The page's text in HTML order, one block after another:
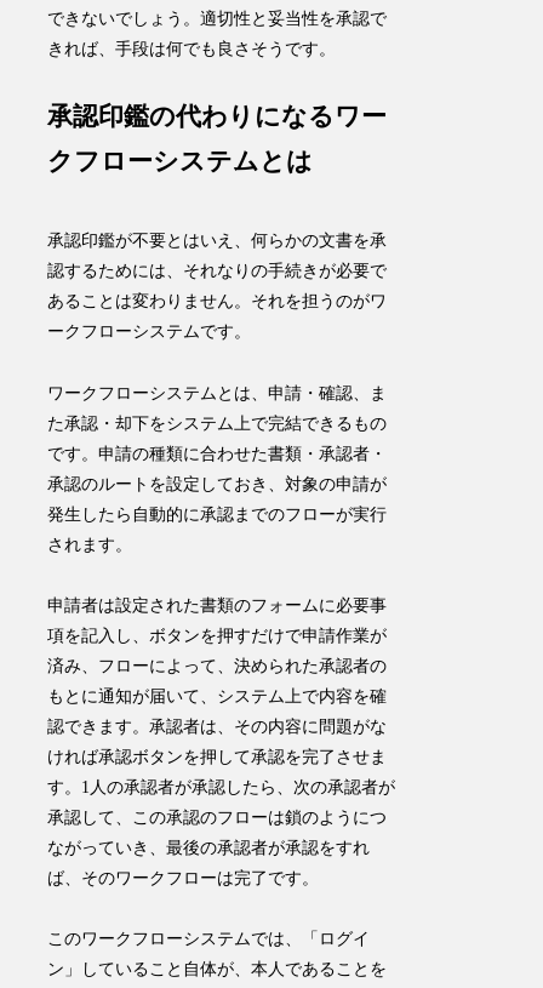
できないでしょう。適切性と妥当性を承認で
きれば、手段は何でも良さそうです。
承認印鑑の代わりになるワー
クフローシステムとは
承認印鑑が不要とはいえ、何らかの文書を承
認するためには、それなりの手続きが必要で
あることは変わりません。それを担うのがワ
ークフローシステムです。
ワークフローシステムとは、申請・確認、ま
た承認・却下をシステム上で完結できる もの
です。申請の種類に合わせた書類・承認者・
承認のルートを設定しておき、対象の申請が
発生したら自動的に承認までのフローが実行
されます。
申請者は設定された書類のフォームに必要事
項を記入し、ボタンを押すだけで申請作業が
済み、フローによって、決められた承認者の
もとに通知が届いて、システム上で内容を確
認できます。承認者は、その内容に問題がな
ければ承認ボタンを押して承認を完了させま
す。1人の承認者が承認したら、次の承認者が
承認して、この承認のフローは鎖のようにつ
ながっていき、最後の承認者が承認をすれ
ば、そのワークフローは完了です。
このワークフローシステムでは、「ログイ
ン」していること自体が、本人であることを